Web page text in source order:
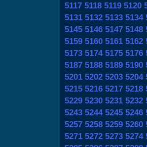
5117 5118 5119 5120
5131 5132 5133 5134
5145 5146 5147 5148
5159 5160 5161 5162
5173 5174 5175 5176
5187 5188 5189 5190
5201 5202 5203 5204
5215 5216 5217 5218
5229 5230 5231 5232
5243 5244 5245 5246
5257 5258 5259 5260
5271 5272 5273 5274